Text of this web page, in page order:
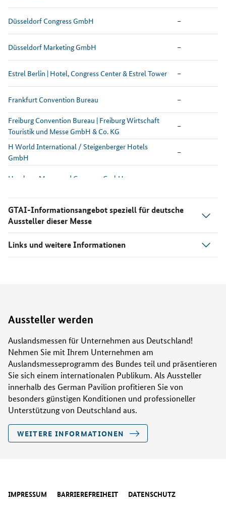
Düsseldorf Congress GmbH –
Düsseldorf Marketing GmbH –
Estrel Berlin | Hotel, Congress Center & Estrel Tower –
Frankfurt Convention Bureau –
Freiburg Convention Bureau | Freiburg Wirtschaft
Touristik und Messe GmbH & Co. KG
–
H World International / Steigenberger Hotels
GmbH
–
Hamburg Messe und Congress GmbH
Bureau
Hotel Bayerischer Hof –
Maritim Hotelgesellschaft mbH
Messe Frankfurt –
Messe München GmbH –
MHP Hotel AG
Munich Convention Bureau
PAS-Professional Aviation Solutions GmbH
GTAI-Informationsangebot speziell für deutsche
Aussteller dieser Messe
Links und weitere Informationen
Aussteller werden
Auslandsmessen für Unternehmen aus Deutschland!
Nehmen Sie mit Ihrem Unternehmen am
Auslandsmesseprogramm des Bundes teil und präsentieren
Sie sich einem internationalen Publikum. Als Aussteller
innerhalb des German Pavilion profitieren Sie von
besonders günstigen Konditionen und professioneller
Unterstützung von Deutschland aus.
WEITERE INFORMATIONEN
IMPRESSUM BARRIEREFREIHEIT DATENSCHUTZ